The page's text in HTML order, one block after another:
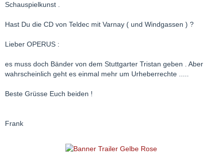
Schauspielkunst .
Hast Du die CD von Teldec mit Varnay ( und Windgassen ) ?
Lieber OPERUS :
es muss doch Bänder von dem Stuttgarter Tristan geben . Aber
wahrscheinlich geht es einmal mehr um Urheberrechte .....
Beste Grüsse Euch beiden !
Frank